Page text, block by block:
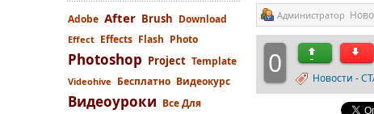
Администратор
0 Новости -
Adobe After Brush Download
Effect Effects Flash Photo
Photoshop Project Template
Videohive Бесплатно Видеокурс
Видеоуроки Все Для